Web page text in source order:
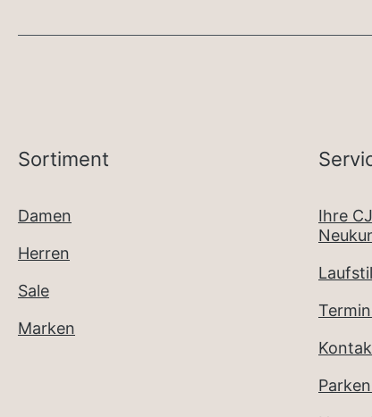
Sortiment
Damen
Herren
Sale
Marken
Ihre